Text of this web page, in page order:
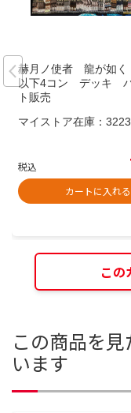
赫月ノ使者 龍が如
以下4コン デッキ
ト販売
マイストア在庫： 3223
税込
カートに入れる
この
この商品を
います